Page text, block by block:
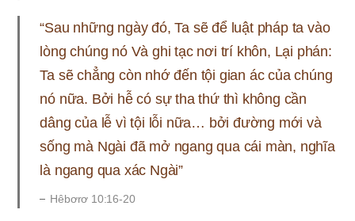
“Sau những ngày đó, Ta sẽ để luật pháp ta vào
lòng chúng nó Và ghi tạc nơi trí khôn, Lại phán:
Ta sẽ chẳng còn nhớ đến tội gian ác của chúng
nó nữa. Bởi hễ có sự tha thứ thì không cần
dâng của lễ vì tội lỗi nữa… bởi đường mới và
sống mà Ngài đã mở ngang qua cái màn, nghĩa
là ngang qua xác Ngài”
Hêbơrơ 10:16-20